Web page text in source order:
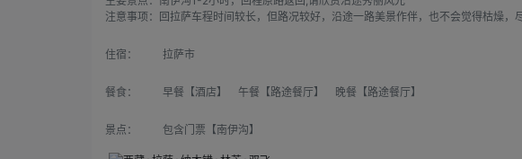
注意事项：回拉萨车程时间较长，但路况较好，沿途一路美景作伴，也不会觉得枯燥
住宿： 拉萨市
餐食： 早餐【酒店】 午餐【路途餐厅】 晚餐【路途餐厅】
景点： 包含门票【南伊沟】